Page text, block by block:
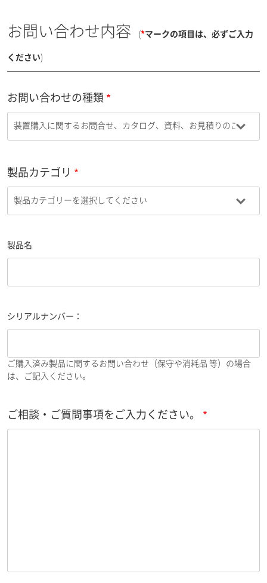
お問い合わせ内容 (*マークの項目は、必ずご入力
ください)
お問い合わせの種類
製品カテゴリ
製品名
シリアルナンバー：
ご購入済み製品に関するお問い合わせ（保守や消耗品 等）の場合
は、ご記入ください。
ご相談・ご質問事項をご入力ください。